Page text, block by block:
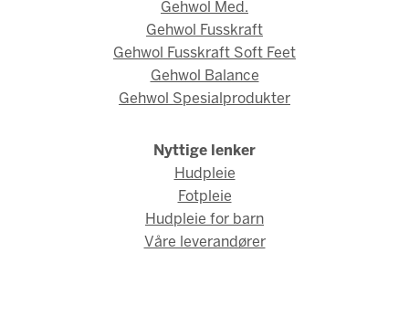
Gehwol Med.
Gehwol Fusskraft
Gehwol Fusskraft Soft Feet
Gehwol Balance
Gehwol Spesialprodukter
Nyttige lenker
Hudpleie
Fotpleie
Hudpleie for barn
Våre leverandører